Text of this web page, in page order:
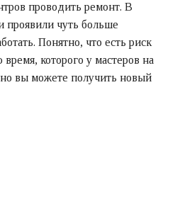
проводить ремонт. В
проявили чуть больше
Понятно, что есть риск
которого у мастеров на
вы можете получить новый